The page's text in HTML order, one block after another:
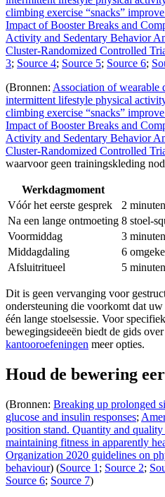
climbing exercise “snacks”
Impact of Booster Breaks and
Activity and Sedentary Behavior
Cluster-Randomized Controlled
3; Source 4; Source 5; Source 6;
(Bronnen: Association of wearable
intermittent lifestyle physical
climbing exercise “snacks”
Impact of Booster Breaks and
Activity and Sedentary Behavior
Cluster-Randomized Controlled
waarvoor geen trainingskleding
Werkdagmoment
Vóór het eerste gesprek
2
Na een lange ontmoeting 8 stoel-
Voormiddag
3
Middagdaling
6
Afsluitritueel
5
Dit is geen vervanging voor
ondersteuning die voorkomt dat
één lange stoelsessie. Voor
bewegingsideeën biedt de gids over
kantooroefeningen meer opties.
Houd de bewering
(Bronnen: Breaking up prolonged
glucose and insulin responses;
position stand. Quantity and
maintaining fitness in apparently
Organization 2020 guidelines on
behaviour) (Source 1 ; Source 2;
Source 6; Source 7)